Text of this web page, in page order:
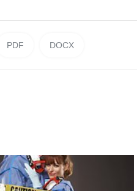
PDF DOCX